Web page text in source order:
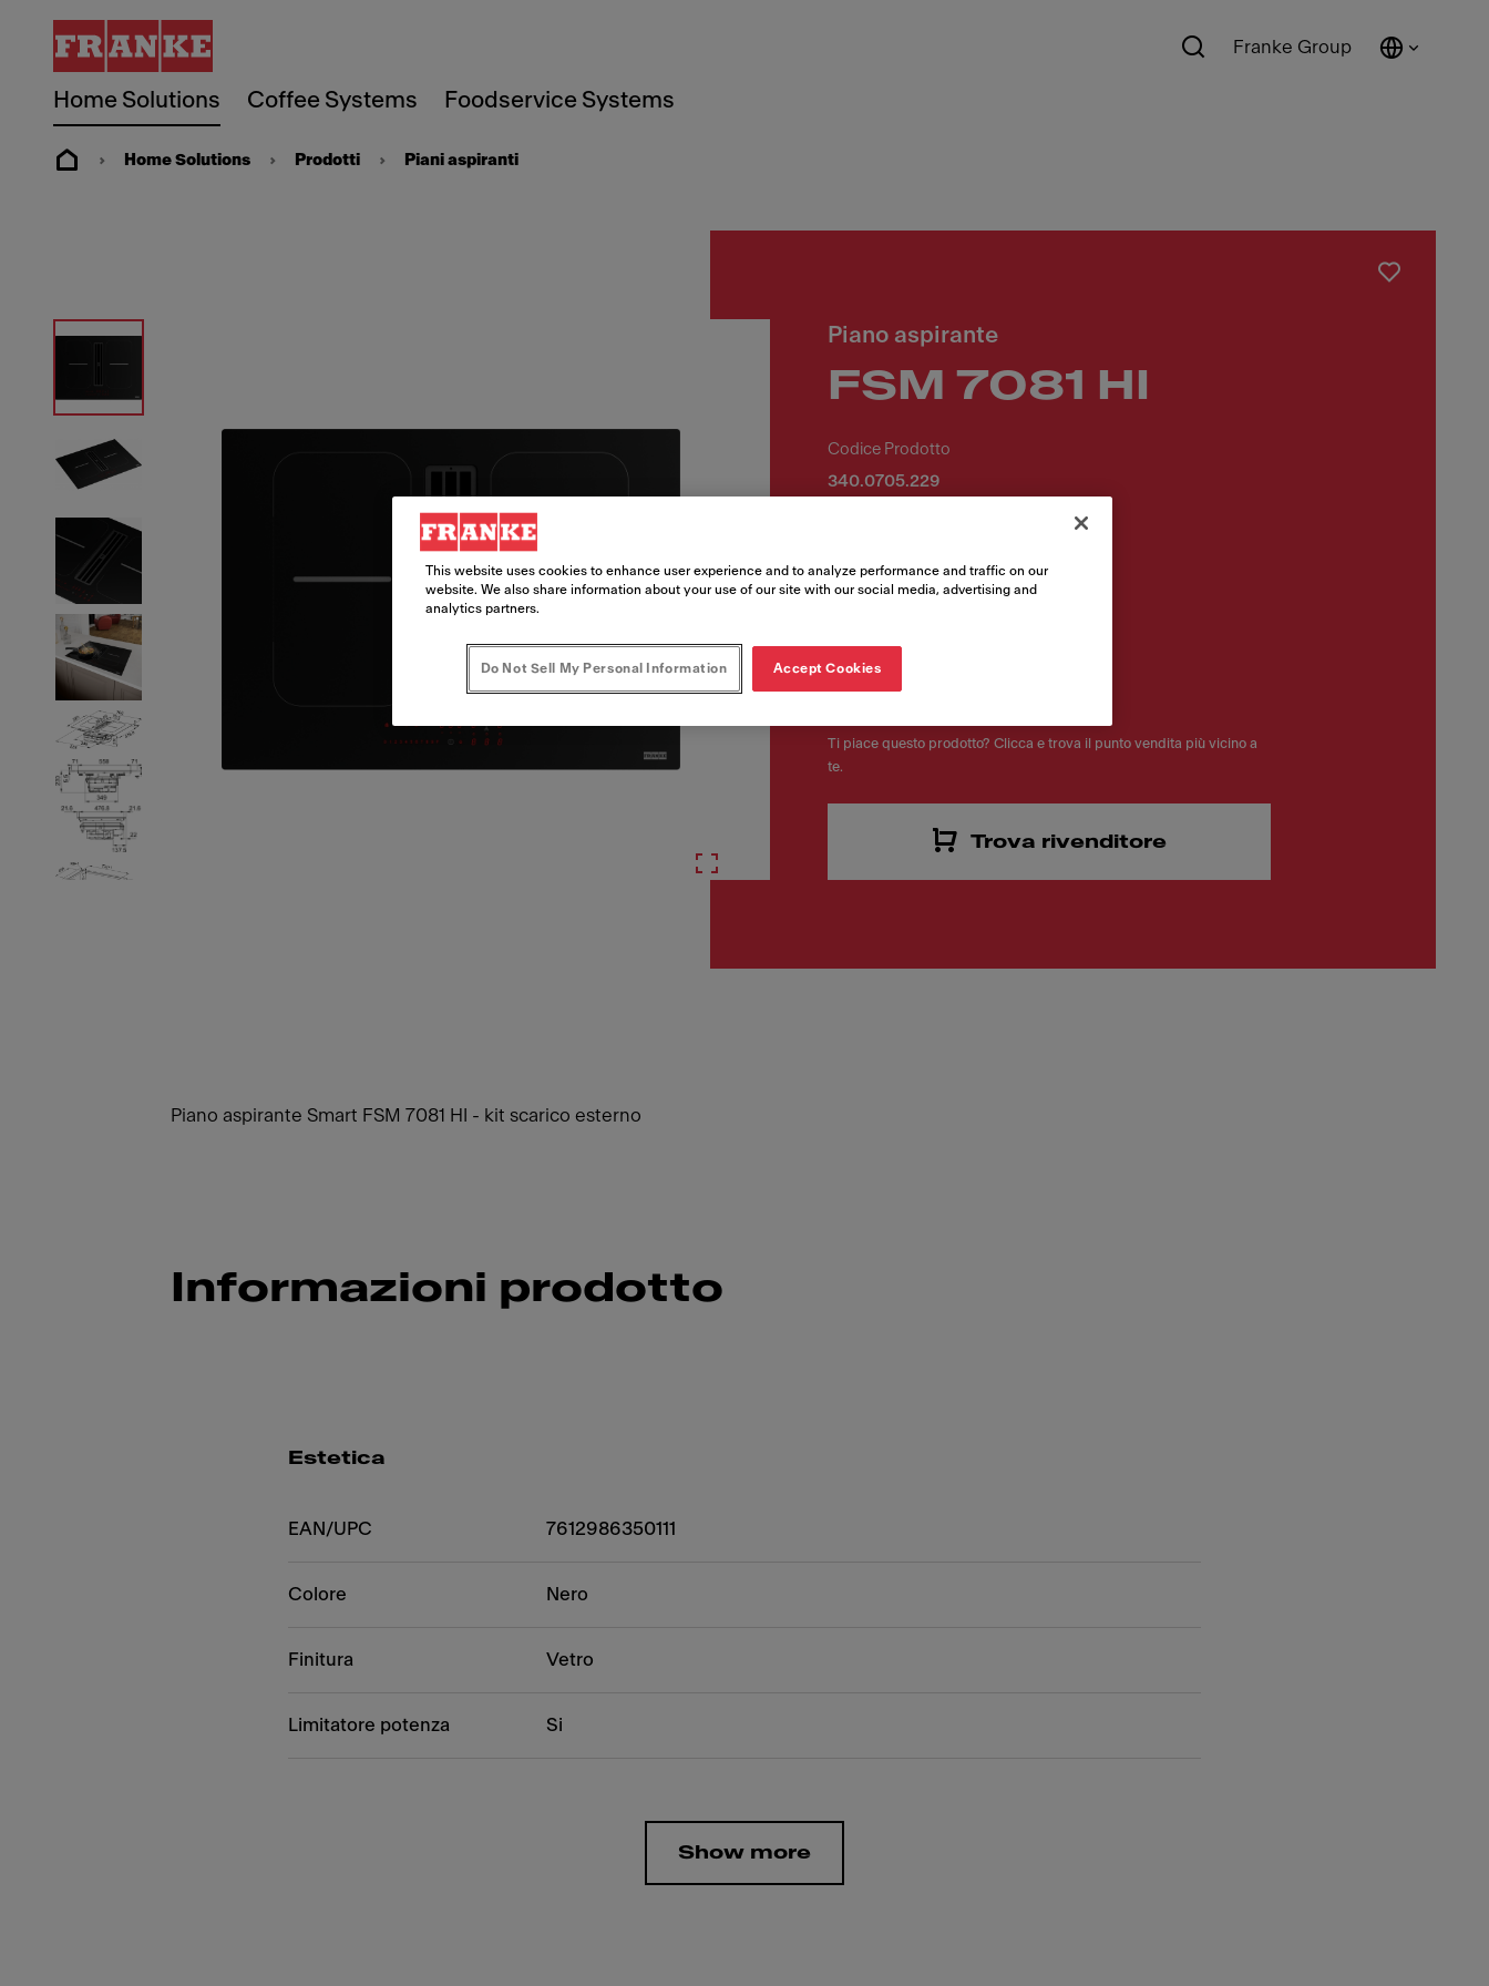
Home Solutions Coffee Systems Foodservice Systems
Franke Group
Home Solutions Prodotti Piani aspiranti
Piano aspirante
FSM 7081 HI
Codice Prodotto
340.0705.229
Ti piace questo prodotto? Clicca e trova il punto vendita più vicino a
te.
Trova rivenditore
Piano aspirante Smart FSM 7081 HI - kit scarico esterno
Informazioni prodotto
Estetica
EAN/UPC 7612986350111
Colore Nero
Finitura Vetro
Limitatore potenza Si
Show more
This website uses cookies to enhance user experience and to analyze performance and traffic on our
website. We also share information about your use of our site with our social media, advertising and
analytics partners.
Do Not Sell My Personal Information Accept Cookies